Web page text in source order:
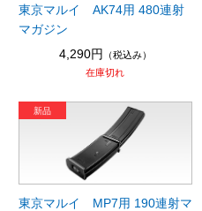
東京マルイ AK74用 480連射
マガジン
4,290円
（税込み）
在庫切れ
東京マルイ MP7用 190連射マ